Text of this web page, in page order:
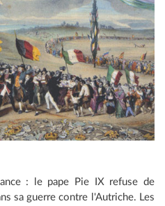
: le pape Pie IX refuse de
sa guerre contre l'Autriche. Les